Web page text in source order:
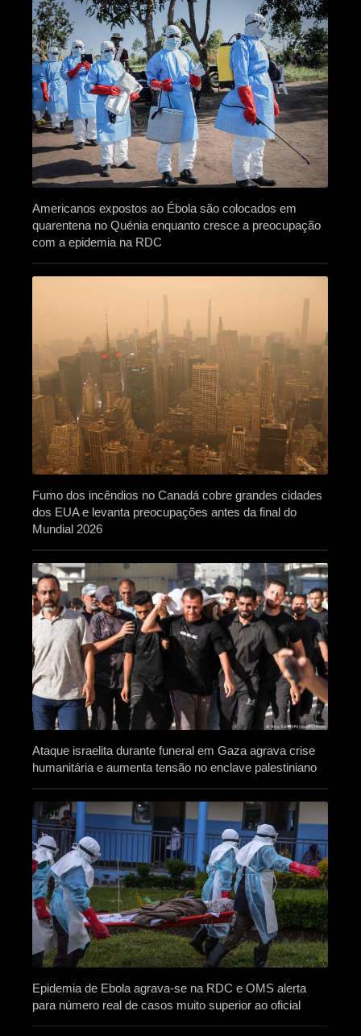
Americanos expostos ao Ébola são colocados em
quarentena no Quénia enquanto cresce a preocupação
com a epidemia na RDC
Fumo dos incêndios no Canadá cobre grandes cidades
dos EUA e levanta preocupações antes da final do
Mundial 2026
Ataque israelita durante funeral em Gaza agrava crise
humanitária e aumenta tensão no enclave palestiniano
Epidemia de Ebola agrava-se na RDC e OMS alerta
para número real de casos muito superior ao oficial